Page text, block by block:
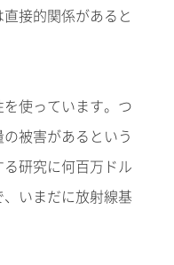
接的関係があると
使っています。つ
被害があるという
研究に何百万ドル
いまだに放射線基